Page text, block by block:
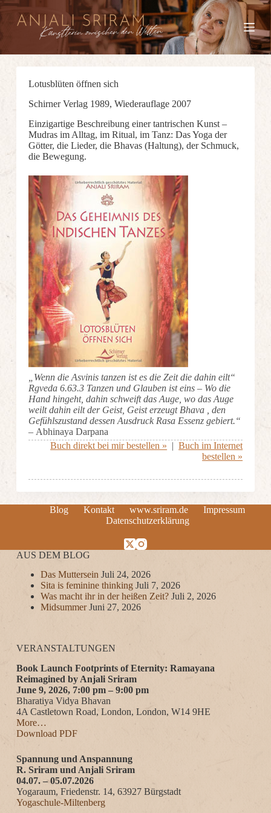
n
Lotusblüten öffnen sich
Schirner Verlag 1989, Wiederauflage 2007
Einzigartige Beschreibung einer tantrischen Kunst –
Mudras im Alltag, im Ritual, im Tanz: Das Yoga der
Götter, die Lieder, die Bhavas (Haltung), der Schmuck,
die Bewegung.
„Wenn die Asvinis tanzen ist es die Zeit die dahin eilt“
Rgveda 6.63.3 Tanzen und Glauben ist eins – Wo die
Hand hingeht, dahin schweift das Auge, wo das Auge
weilt dahin eilt der Geist, Geist erzeugt Bhava , den
Gefühlszustand dessen Ausdruck Rasa Essenz gebiert.“
– Abhinaya Darpana
Buch direkt bei mir bestellen » |Buch im Internet
bestellen »
Blog Kontakt www.sriram.de
Impressum
Datenschutzerklärung
AUS DEM BLOG
Das Muttersein Juli 24, 2026
Sita is feminine thinking Juli 7, 2026
Was macht ihr in der heißen Zeit? Juli 2, 2026
Midsummer Juni 27, 2026
VERANSTALTUNGEN
Book Launch Footprints of Eternity: Ramayana
Reimagined by Anjali Sriram
June 9, 2026, 7:00 pm – 9:00 pm
Bharatiya Vidya Bhavan
4A Castletown Road, London, London, W14 9HE
More…
Download PDF
Spannung und Anspannung
R. Sriram und Anjali Sriram
04.07. – 05.07.2026
Yogaraum, Friedenstr. 14, 63927 Bürgstadt
Yogaschule-Miltenberg